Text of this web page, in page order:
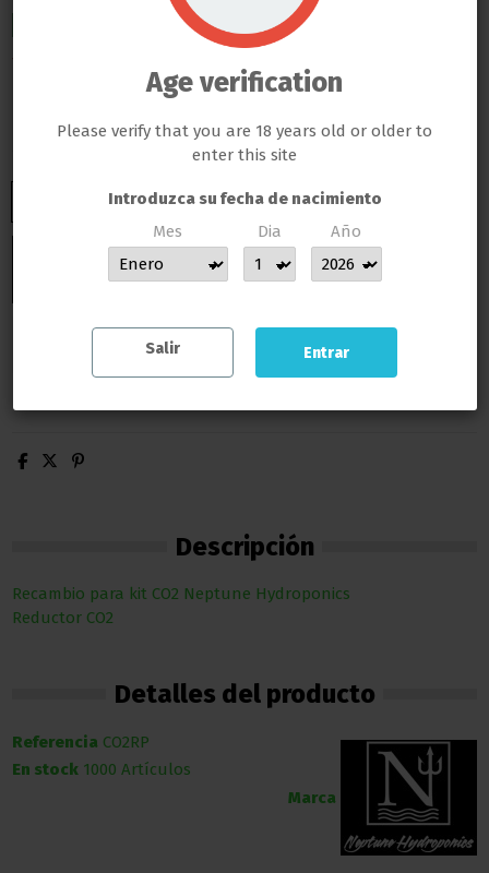
Impuestos incluidos
ENTREGA EN 24/48 HORAS DESDE SU SALIDA DEL ALMACEN
Añadir al carrito
Descripción
Recambio para kit CO2 Neptune Hydroponics
Reductor CO2
Detalles del producto
Marca
Referencia CO2RP
En stock 1000 Artículos
Age verification
Please verify that you are 18 years old or older to
enter this site
Introduzca su fecha de nacimiento
Mes
Dia Año
Salir Entrar
TODOS LOS PRODUCTOS QUE SE VENDEN EN ESTA WEB SON EXCLUSIVAMENTE PARA LA HORTICULTURA
PROFESIONAL
GERMINAR NI CULTIVAR, SI ALGÚN CLIENTE DE LLAMAS GROW NO RESPETA LA LEY SERÁ BAJO SU
RESPONSABILIDAD
MUCHAS GRACIAS POR CONFIAR EN LLAMAS GROW